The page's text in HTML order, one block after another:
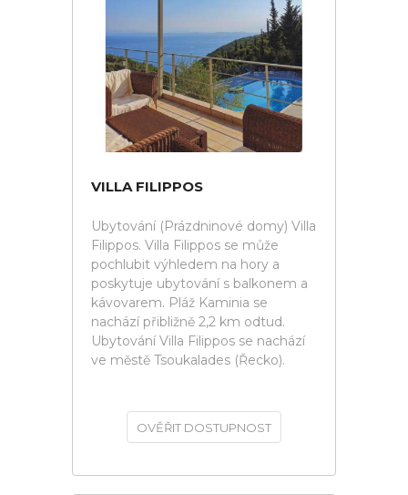
VILLA FILIPPOS
Ubytování (Prázdninové domy) Villa
Filippos. Villa Filippos se může
pochlubit výhledem na hory a
poskytuje ubytování s balkonem a
kávovarem. Pláž Kaminia se
nachází přibližně 2,2 km odtud.
Ubytování Villa Filippos se nachází
ve městě Tsoukalades (Řecko).
OVĚŘIT DOSTUPNOST